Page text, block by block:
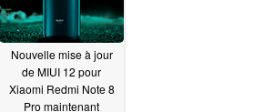
Nouvelle mise à jour
de MIUI 12 pour
Xiaomi Redmi Note 8
Pro maintenant